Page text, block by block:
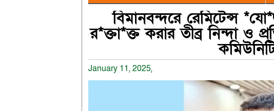
বিমানবন্দরে রেমিটেন্স
র*ক্তা*ক্ত করার তীব্র নিন্দা ও
January 11, 2025,